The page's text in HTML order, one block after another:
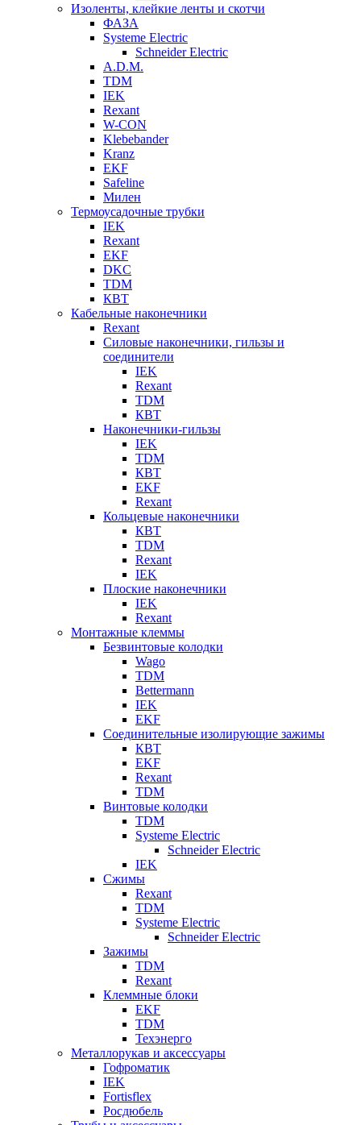
Изоленты, клейкие ленты и скотчи
ФАЗА
Systeme Electric
Schneider Electric
A.D.M.
TDM
IEK
Rexant
W-CON
Klebebander
Kranz
EKF
Safeline
Милен
Термоусадочные трубки
IEK
Rexant
EKF
DKC
TDM
КВТ
Кабельные наконечники
Rexant
Силовые наконечники, гильзы и
соединители
IEK
Rexant
TDM
КВТ
Наконечники-гильзы
IEK
TDM
КВТ
EKF
Rexant
Кольцевые наконечники
КВТ
TDM
Rexant
IEK
Плоские наконечники
IEK
Rexant
Монтажные клеммы
Безвинтовые колодки
Wago
TDM
Bettermann
IEK
EKF
Соединительные изолирующие зажимы
КВТ
EKF
Rexant
TDM
Винтовые колодки
TDM
Systeme Electric
Schneider Electric
IEK
Сжимы
Rexant
TDM
Systeme Electric
Schneider Electric
Зажимы
TDM
Rexant
Клеммные блоки
EKF
TDM
Техэнерго
Металлорукав и аксессуары
Гофроматик
IEK
Fortisflex
Росдюбель